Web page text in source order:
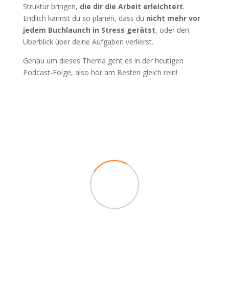
Struktur bringen, die dir die Arbeit erleichtert.
Endlich kannst du so planen, dass du nicht mehr vor
jedem Buchlaunch in Stress gerätst, oder den
Überblick über deine Aufgaben verlierst.
Genau um dieses Thema geht es in der heutigen
Podcast-Folge, also hör am Besten gleich rein!